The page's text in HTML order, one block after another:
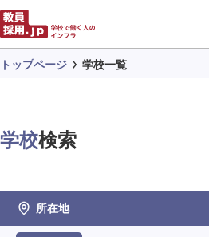
トップページ 学校一覧
学校検索
所在地